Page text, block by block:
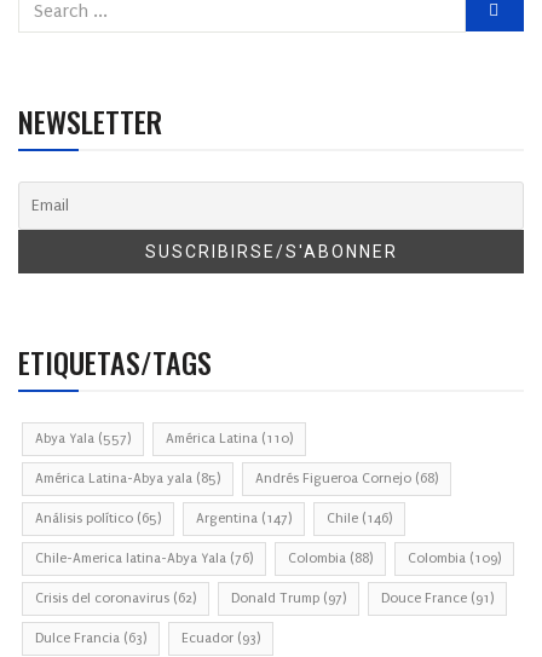
NEWSLETTER
ETIQUETAS/TAGS
Abya Yala (557) América Latina (110)
América Latina-Abya yala (85) Andrés Figueroa Cornejo (68)
Análisis político (65) Argentina (147) Chile (146)
Chile-America latina-Abya Yala (76) Colombia (88) Colombia (109)
Crisis del coronavirus (62) Donald Trump (97) Douce France (91)
Dulce Francia (63) Ecuador (93)